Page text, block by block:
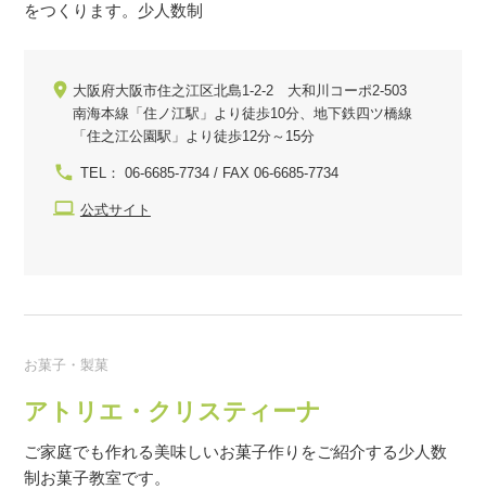
をつくります。少人数制
大阪府大阪市住之江区北島1-2-2 大和川コーポ2-503
南海本線「住ノ江駅」より徒歩10分、地下鉄四ツ橋線
「住之江公園駅」より徒歩12分～15分
TEL： 06-6685-7734 / FAX 06-6685-7734
公式サイト
お菓子・製菓
アトリエ・クリスティーナ
ご家庭でも作れる美味しいお菓子作りをご紹介する少人数
制お菓子教室です。